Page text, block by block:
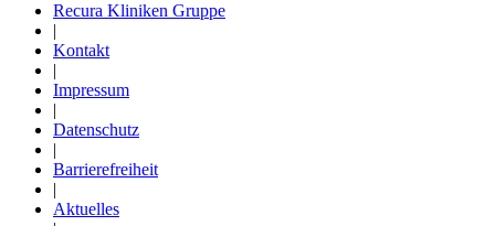
Recura Kliniken Gruppe
|
Kontakt
|
Impressum
|
Datenschutz
|
Barrierefreiheit
|
Aktuelles